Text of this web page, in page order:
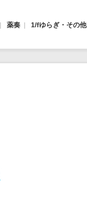
薬奏 1/fゆらぎ・その他